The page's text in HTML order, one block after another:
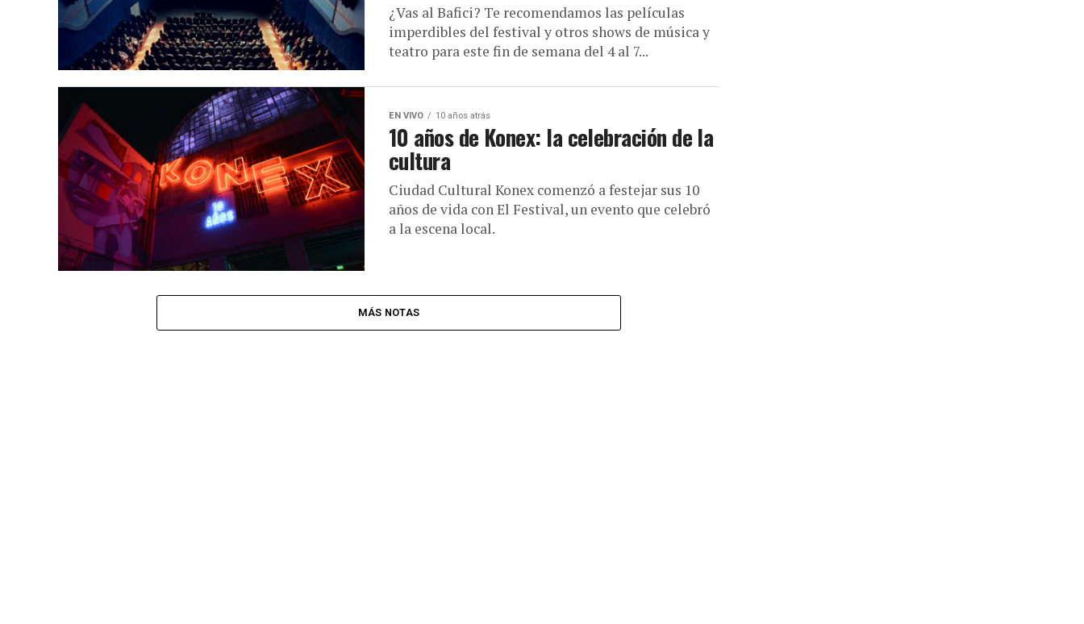
¿Vas al Bafici? Te recomendamos las películas
imperdibles del festival y otros shows de música y
teatro para este fin de semana del 4 al 7...
EN VIVO 10 años atrás
10 años de Konex: la celebración de la
cultura
Ciudad Cultural Konex comenzó a festejar sus 10
años de vida con El Festival, un evento que celebró
a la escena local.
MÁS NOTAS